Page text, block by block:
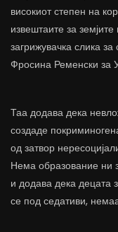
високиот степен на
извештаите за
загрижувачка слика
Фросина Ременски за
Таа додава дека
создаде
од затвор
Нема образование ни
и додава дека децата
се под седативи,